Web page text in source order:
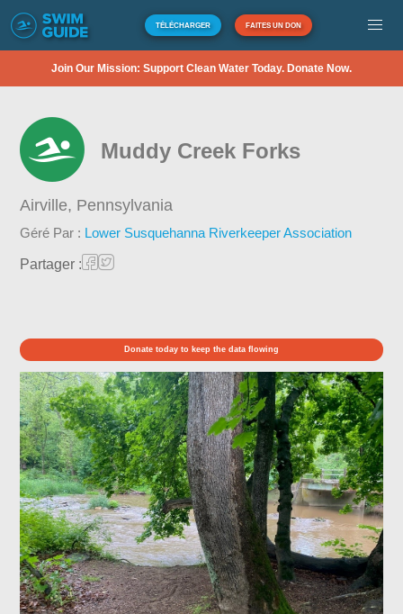
TÉLÉCHARGER FAITES UN DON
Join Our Mission: Support Clean Water Today. Donate Now.
Muddy Creek Forks
Airville, Pennsylvania
Géré Par : Lower Susquehanna Riverkeeper Association
Partager :
Donate today to keep the data flowing